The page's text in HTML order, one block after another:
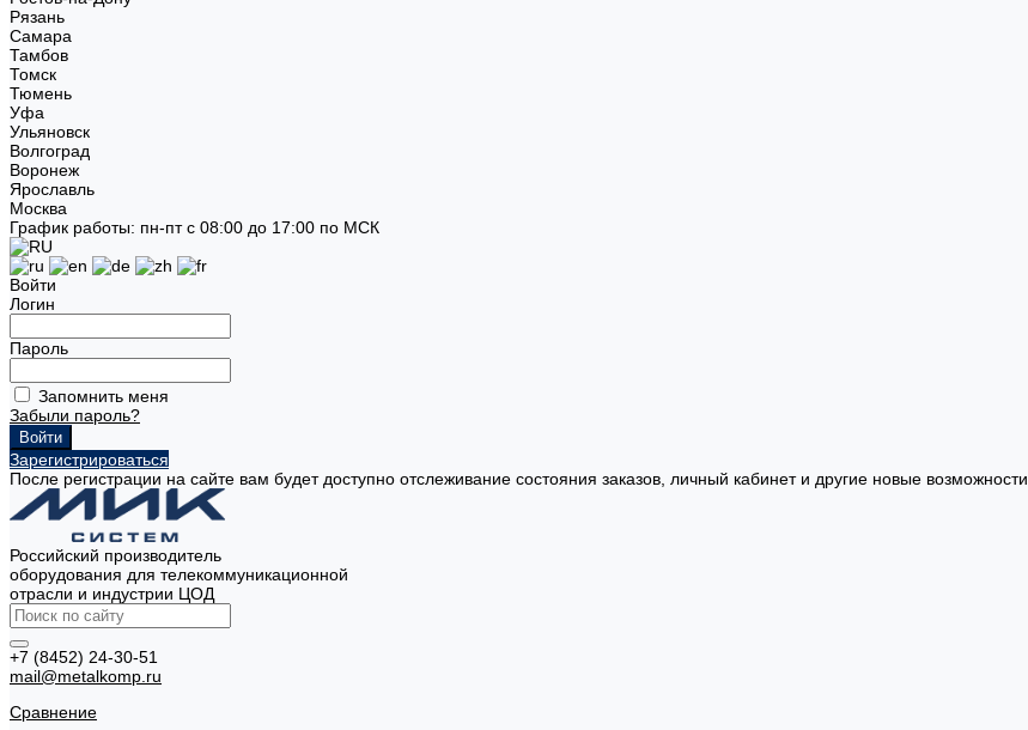
Рязань
Самара
Тамбов
Томск
Тюмень
Уфа
Ульяновск
Волгоград
Воронеж
Ярославль
Москва
График работы: пн-пт с 08:00 до 17:00 по МСК
Войти
Логин
Пароль
Запомнить меня
Забыли пароль?
Зарегистрироваться
После регистрации на сайте вам будет доступно отслеживание состояния заказов, личный кабинет и другие новые возможности
Российский производитель
оборудования для телекоммуникационной
отрасли и индустрии ЦОД
+7 (8452) 24-30-51
mail@metalkomp.ru
Сравнение